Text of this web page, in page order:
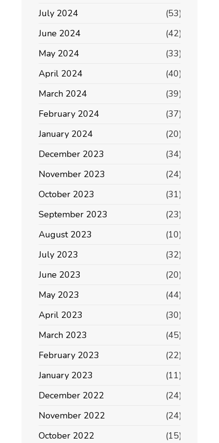
July 2024
(53)
June 2024
(42)
May 2024
(33)
April 2024
(40)
March 2024
(39)
February 2024
(37)
January 2024
(20)
December 2023
(34)
November 2023
(24)
October 2023
(31)
September 2023
(23)
August 2023
(10)
July 2023
(32)
June 2023
(20)
May 2023
(44)
April 2023
(30)
March 2023
(45)
February 2023
(22)
January 2023
(11)
December 2022
(24)
November 2022
(24)
October 2022
(15)